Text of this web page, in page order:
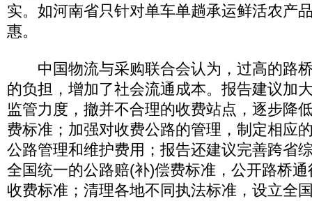
实。如河南省只针对单车单趟承运鲜活农产
惠。
中国物流与采购联合会认为，过高的路
的负担，增加了社会流通成本。报告建议加
监管力度，撤并不合理的收费站点，逐步降
费标准；加强对收费公路的管理，制定相应
公路管理和维护费用；报告还建议完善跨省
全国统一的公路赔(补)偿费标准，公开路桥
收费标准；清理各地不同执法标准，设立全